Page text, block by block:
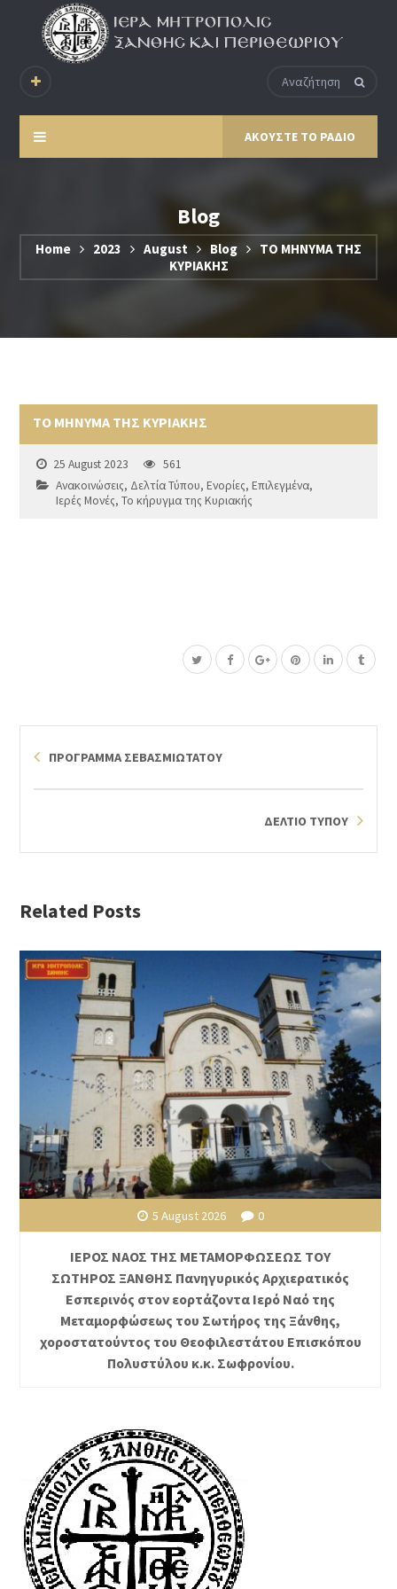
ΑΚΟΥΣΤΕ ΤΟ ΡΑΔΙΟ
Blog
Home 2023 August Blog
ΤΟ ΜΗΝΥΜΑ ΤΗΣ
ΚΥΡΙΑΚΗΣ
ΤΟ ΜΗΝΥΜΑ ΤΗΣ ΚΥΡΙΑΚΗΣ
25 August 2023
561
Ανακοινώσεις, Δελτία Τύπου,Ενορίες,Επιλεγμένα,
Ιερές Μονές,Το κήρυγμα της Κυριακής
ΠΡΟΓΡΑΜΜΑ ΣΕΒΑΣΜΙΩΤΑΤΟΥ
ΔΕΛΤΙΟ ΤΥΠΟΥ
Related Posts
5 August 2026 0
ΙΕΡΟΣ ΝΑΟΣ ΤΗΣ ΜΕΤΑΜΟΡΦΩΣΕΩΣ ΤΟΥ
ΣΩΤΗΡΟΣ ΞΑΝΘΗΣ Πανηγυρικός Αρχιερατικός
Εσπερινός στον εορτάζοντα Ιερό Ναό της
Μεταμορφώσεως του Σωτήρος της Ξάνθης,
χοροστατούντος του Θεοφιλεστάτου Επισκόπου
Πολυστύλου κ.κ. Σωφρονίου.